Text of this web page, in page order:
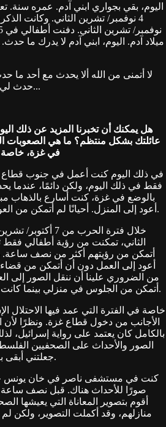
اليوم، بقي بجواري ابني آدم. عمره
ميلاد آدم. اليوم، ابني آدم لا يدرك ما
لا أتمنى من الله ألا يحدث مع أحد ما
حدث لي لأي إنسان على وجه الأرض...
هل يمكنك أن تخبرنا المزيد عن ذلك
عائلتك بشكل منتظم؟ ما هي الصعوبات
في غزة، خاصة بعد 7 أكتوبر/
في ذلك اليوم كنت أعمل في جنوب
فقط في ذلك اليوم، ولكن دائمًا، عندما
بالوضع في غزة، كنت أسارع بالذهاب
أعود إلى المنزل. أحيانًا لم أتمكن من العودة إلى المنزل لمدة 20 يومًا.
الثاني، تمكنت من رؤية أطفالي
أتمكن من رؤيتهم أكثر من نصف
أعود إلى العمل دون أن أتمكن من
من الضروري علينا أن ننقل الصور إلى
أتمكن من الجلوس في منزلي بينما كانت كل هذه الأحداث تدور حولي.
خاصة في الفترة التي عمد فيها الاحتلال
الأجانب من دخول قطاع غزة. ونظرًا لأن
بالكامل كان يعتمد على رواية إسرائيل،
الصور والأحداث على الصحفيين
جعلتني أبقى بعيدًا عن منزلي لفترة طويلة.
كنت في مستشفى ناصر في خان يونس
صورًا للأحداث هناك. قبل نصف
أقوم بتصوير المعاناة التي يعيشها
منازلهم، وقد أكملت التصوير، ولكن